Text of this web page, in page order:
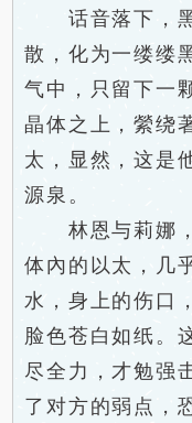
话音落下，黑
散，化为一缕缕
气中，只留下一
晶体之上，縈绕
太，显然，这是
源泉。
林恩与莉娜，
体內的以太，几
水，身上的伤口
脸色苍白如纸。
尽全力，才勉强
了对方的弱点，